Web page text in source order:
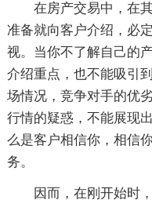
在房产交易中，在
准备就向客户介绍，必
视。当你不了解自己的
介绍重点，也不能吸引
场情况，竞争对手的优
行情的疑惑，不能展现
么是客户相信你，相信
务。
因而，在刚开始时